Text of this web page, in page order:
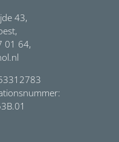
43,
01 64,